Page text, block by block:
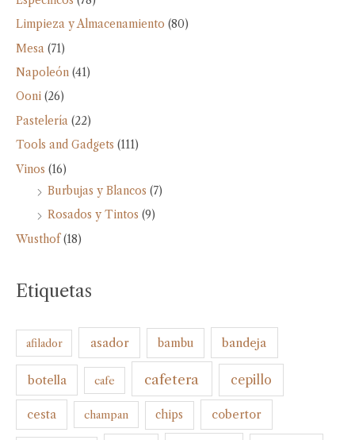
Limpieza y Almacenamiento (80)
Mesa (71)
Napoleón (41)
Ooni (26)
Pastelería (22)
Tools and Gadgets (111)
Vinos (16)
Burbujas y Blancos (7)
Rosados y Tintos (9)
Wusthof (18)
Etiquetas
afilador asador bambu bandeja
botella cafe cafetera cepillo
cesta champan chips cobertor